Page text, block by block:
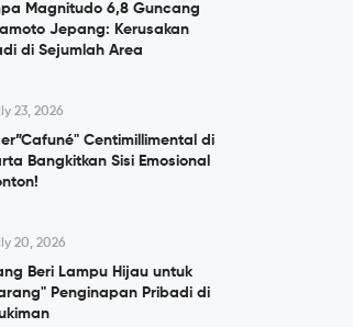
Magnitudo 6,8 Guncang
Jepang: Kerusakan
di Sejumlah Area
23, 2026
Centimillimental di
Bangkitkan Sisi Emosional
20, 2026
Beri Lampu Hijau untuk
Penginapan Pribadi di